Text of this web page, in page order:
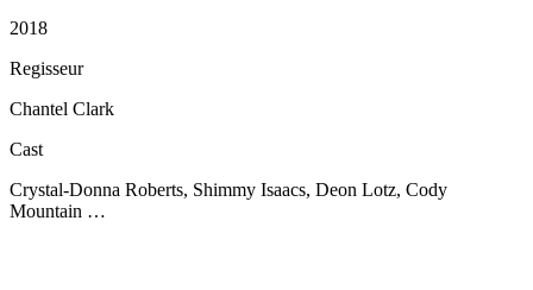
2018
Regisseur
Chantel Clark
Cast
Crystal-Donna Roberts, Shimmy Isaacs, Deon Lotz, Cody
Mountain …